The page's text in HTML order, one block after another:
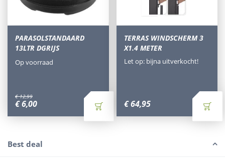
PARASOLSTANDAARD
13LTR DGRIJS
€ 12,99
€6,00
Op voorraad
TERRAS WINDSCHERM 3
X1.4 METER
€ 64,95
Let op: bijna uitverkocht!
Best deal